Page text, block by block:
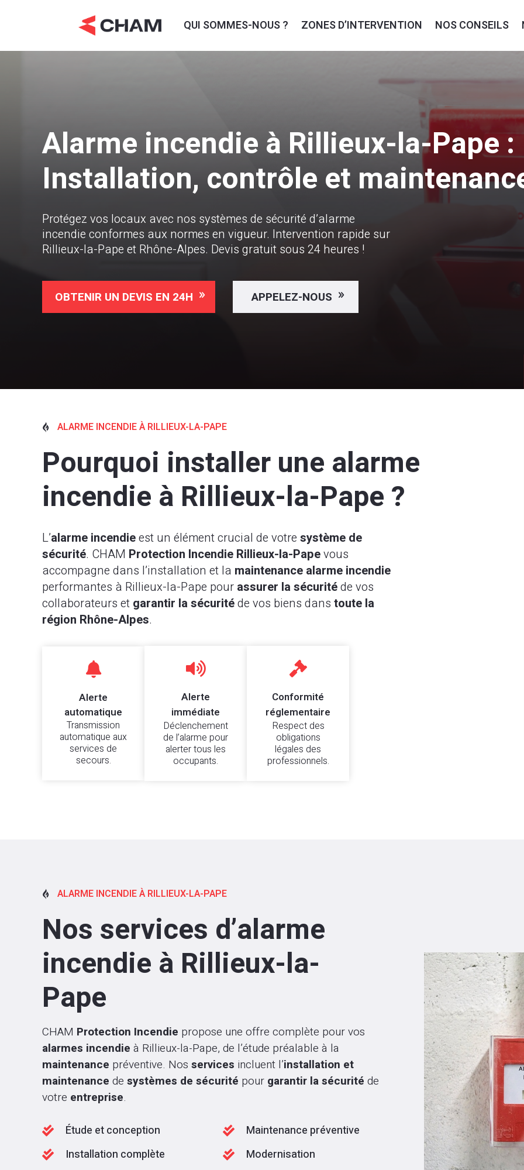
QUI SOMMES-NOUS ? ZONES D’INTERVENTION NOS CONSEILS
Alarme incendie à Rillieux-la-Pape :
Installation, contrôle et
Protégez vos locaux avec nos systèmes de sécurité d’alarme
incendie conformes aux normes en vigueur. Intervention rapide sur
Rillieux-la-Pape et Rhône-Alpes. Devis gratuit sous 24 heures !
OBTENIR UN DEVIS EN 24H APPELEZ-NOUS
 ALARME INCENDIE À RILLIEUX-LA-PAPE
Pourquoi installer une alarme
incendie à Rillieux-la-Pape ?
L’alarme incendieest un élément crucial de votre système de
sécurité. CHAM Protection Incendie Rillieux-la-Papevous
accompagne dans l’installation et la maintenance alarme incendie
performantes à Rillieux-la-Pape pour assurer la sécuritéde vos
collaborateurs et garantir la sécuritéde vos biens dans toute la
région Rhône-Alpes.

Alerte
automatique
Transmission
automatique aux
services de
secours.

Alerte
immédiate
Déclenchement
de l’alarme pour
alerter tous les
occupants.

Conformité
réglementaire
Respect des
obligations
légales des
professionnels.
 ALARME INCENDIE À RILLIEUX-LA-PAPE
Nos services d’alarme
incendie à Rillieux-la-
Pape
CHAM Protection Incendie propose une offre complète pour vos
alarmes incendie à Rillieux-la-Pape, de l’étude préalable à la
maintenance préventive. Nos services incluent l’installation et
maintenance de systèmes de sécurité pour garantir la sécurité de
votre entreprise.
 Étude et conception
 Installation complète
 Maintenance préventive
 Modernisation